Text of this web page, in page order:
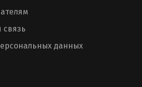
связь
данных